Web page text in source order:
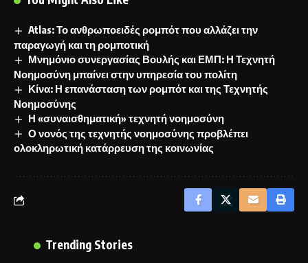
Atlas: Το ανθρωποειδές ρομπότ που αλλάζει την
παραγωγή και τη ρομποτική
Μνημόνιο συνεργασίας Βουλής και ΕΜΠ: Η Τεχνητή
Νοημοσύνη μπαίνει στην υπηρεσία του πολίτη
Κίνα: Η επανάσταση των ρομπότ και της Τεχνητής
Νοημοσύνης
Η «συναισθηματική» τεχνητή νοημοσύνη
Ο νονός της τεχνητής νοημοσύνης προβλέπει
ολοκληρωτική κατάρρευση της κοινωνίας
Trending Stories